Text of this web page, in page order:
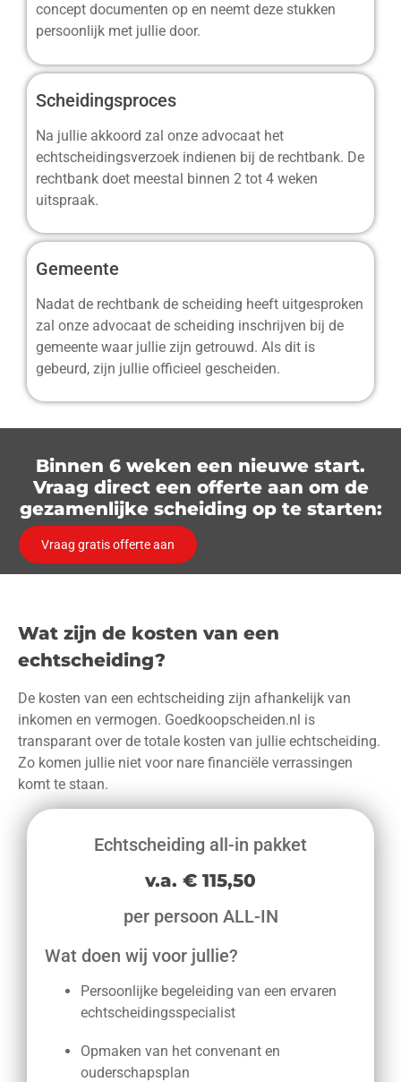
concept documenten op en neemt deze stukken
persoonlijk met jullie door.
Scheidingsproces
Na jullie akkoord zal onze advocaat het
echtscheidingsverzoek indienen bij de rechtbank. De
rechtbank doet meestal binnen 2 tot 4 weken
uitspraak.
Gemeente
Nadat de rechtbank de scheiding heeft uitgesproken
zal onze advocaat de scheiding inschrijven bij de
gemeente waar jullie zijn getrouwd. Als dit is
gebeurd, zijn jullie officieel gescheiden.
Binnen 6 weken een nieuwe start.
Vraag direct een offerte aan om de
gezamenlijke scheiding op te starten:
Vraag gratis offerte aan
Wat zijn de kosten van een
echtscheiding?
De kosten van een echtscheiding zijn afhankelijk van
inkomen en vermogen. Goedkoopscheiden.nl is
transparant over de totale kosten van jullie echtscheiding.
Zo komen jullie niet voor nare financiële verrassingen
komt te staan.
Echtscheiding all-in pakket
v.a. € 115,50
per persoon ALL-IN
Wat doen wij voor jullie?
Persoonlijke begeleiding van een ervaren
echtscheidingsspecialist
Opmaken van het convenant en
ouderschapsplan